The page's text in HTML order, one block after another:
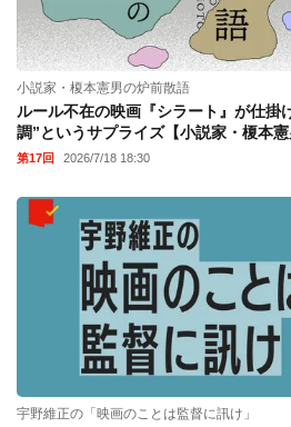
小説家・榎本憲男の炉前散語
ルール不在の映画『シラート』が仕掛
調”というサプライズ【小説家・榎本憲
第17回 2026/7/18 18:30
宇野維正の「映画のことは監督に訊け」